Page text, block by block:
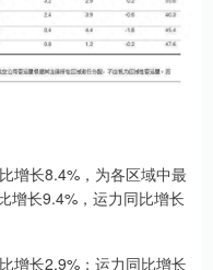
增长8.4%，为各区域中最
增长9.4%，运力同比增长
增长2.9%；运力同比增长